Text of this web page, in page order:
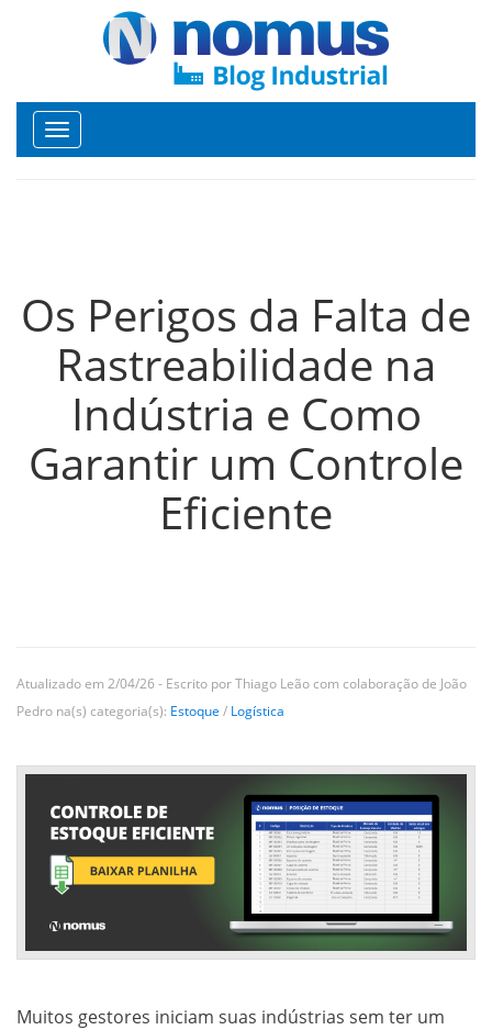
Toggle
navigation
Os Perigos da Falta de
Rastreabilidade na
Indústria e Como
Garantir um Controle
Eficiente
Atualizado em 2/04/26 - Escrito por Thiago Leão com colaboração de João
Pedro na(s) categoria(s): Estoque / Logística
Muitos gestores iniciam suas indústrias sem ter um